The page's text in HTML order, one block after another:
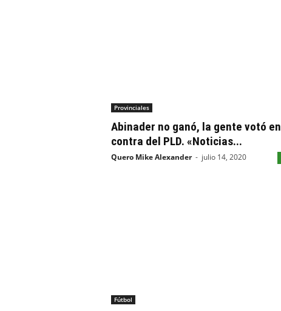
Provinciales
Abinader no ganó, la gente votó en
contra del PLD. «Noticias...
Quero Mike Alexander - julio 14, 2020
Fútbol